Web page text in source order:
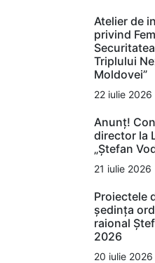
Atelier de
privind
Triplului
Moldovei”
22 iulie 2026
Anunț!
director la
„Ștefan
21 iulie 2026
Proiectele
ședința
raional
2026
20 iulie 2026